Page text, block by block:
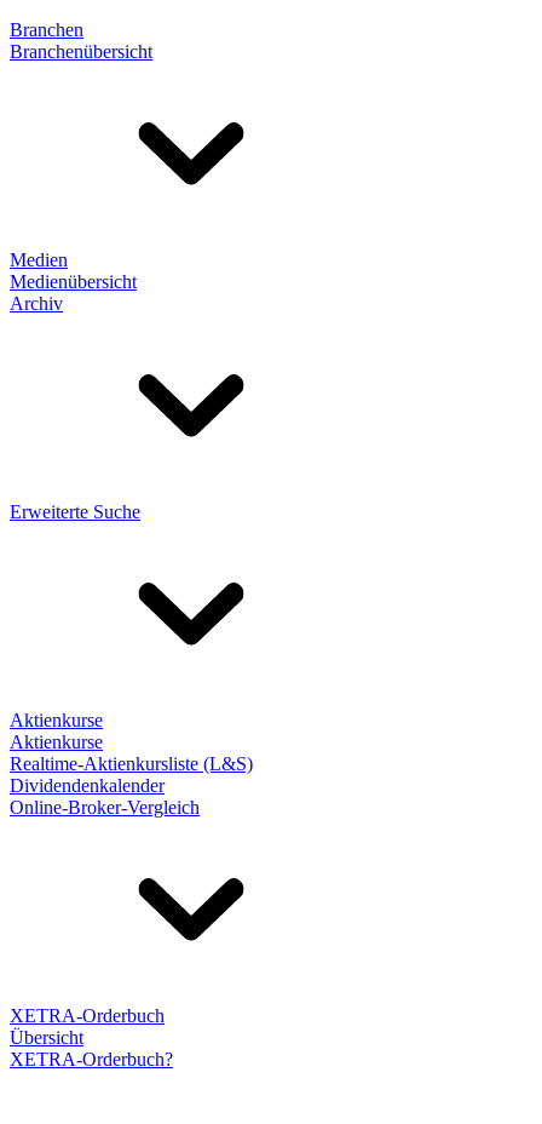
Branchen
Branchenübersicht
Medien
Medienübersicht
Archiv
Erweiterte Suche
Aktienkurse
Aktienkurse
Realtime-Aktienkursliste (L&S)
Dividendenkalender
Online-Broker-Vergleich
XETRA-Orderbuch
Übersicht
XETRA-Orderbuch?